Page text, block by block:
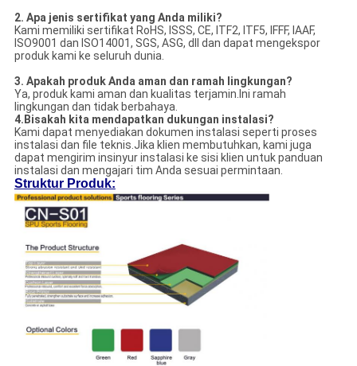
2. Apa jenis sertifikat yang Anda miliki?
Kami memiliki sertifikat RoHS, ISSS, CE, ITF2, ITF5, IFFF, IAAF,
ISO9001 dan ISO14001, SGS, ASG, dll dan dapat mengekspor
produk kami ke seluruh dunia.
3. Apakah produk Anda aman dan ramah lingkungan?
Ya, produk kami aman dan kualitas terjamin.Ini ramah
lingkungan dan tidak berbahaya.
4. Bisakah kita mendapatkan dukungan instalasi?
Kami dapat menyediakan dokumen instalasi seperti proses
instalasi dan file teknis.Jika klien membutuhkan, kami juga
dapat mengirim insinyur instalasi ke sisi klien untuk panduan
instalasi dan mengajari tim Anda sesuai permintaan.
Struktur Produk: